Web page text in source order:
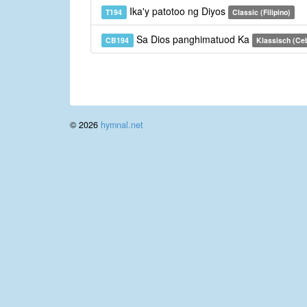
T194 Ika'y patotoo ng Diyos Classic (Filipino)
CB194 Sa Dios panghimatuod Ka Klassisch
© 2026 hymnal.net